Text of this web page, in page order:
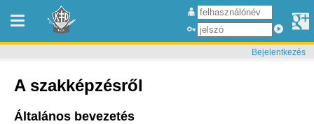
Bejelentkezés
A szakképzésről
Általános bevezetés